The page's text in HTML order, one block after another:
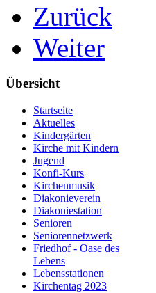
Zurück
Weiter
Übersicht
Startseite
Aktuelles
Kindergärten
Kirche mit Kindern
Jugend
Konfi-Kurs
Kirchenmusik
Diakonieverein
Diakoniestation
Senioren
Seniorennetzwerk
Friedhof - Oase des
Lebens
Lebensstationen
Kirchentag 2023